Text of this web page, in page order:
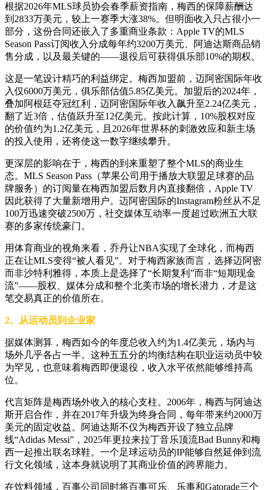
根据2026年MLS球员协会春季薪资指南，梅西的保障薪酬达
到2833万美元，较上一赛季大涨38%。但明面收入只占很小一
部分，这份合同还嵌入了多重商业条款：Apple TV的MLS
Season Pass订阅收入分成每年约3200万美元、阿迪达斯商品销
售分成，以及最关键的——退役后可获得俱乐部10%的期权。
这是一笔设计精巧的利益绑定。梅西加盟前，迈阿密国际年收
入仅6000万美元，俱乐部估值5.85亿美元。加盟后的2024年，
叠加阿根廷夺冠红利，迈阿密国际年收入飙升至2.24亿美元，
翻了近3倍，估值跃升至12亿美元。按此计算，10%股权对应
的价值约为1.2亿美元，且2026年世界杯的刺激效应和新主场
的投入使用，还将使这一数字继续攀升。
更深层的影响在于，梅西的到来重塑了整个MLS的商业生
态。MLS Season Pass（苹果公司用于播放大联盟足球赛的品
牌服务）的订阅量在梅西加盟后数月内直接翻倍，Apple TV
因此获得了大量新增用户。迈阿密国际的Instagram粉丝从不足
100万迅速突破2500万，社交媒体互动率一度超过欧洲五大联
赛的多家传统豪门。
用体育商业的视角来看，乔丹让NBA实现了全球化，而梅西
正在让MLS变得“被人看见”。对于梅西家族而言，选择迈阿密
而非沙特利雅得，本质上是选择了“长期复利”而非“短期现金
流”——股权、媒体分成和整个北美市场的增长潜力，才是这
笔交易真正的价值所在。
2、从运动员到企业家
据媒体测算，梅西如今的年度总收入约为1.4亿美元，场内与
场外几乎各占一半。这种五五分的均衡结构在职业运动员中较
为罕见，也意味着梅西即便退役，收入水平依然能够维持高
位。
代言矩阵是梅西场外收入的核心支柱。2006年，梅西与阿迪达
斯开启合作，并在2017年升级为终身合同，每年带来约2000万
美元的固定收益。阿迪达斯不仅为梅西开设了独立品牌
线“Adidas Messi”，2025年更拉来拉丁音乐顶流Bad Bunny和梅
西一起推出联名球鞋。一个足球运动员的IP能够自然延伸到流
行文化领域，这本身就说明了其商业价值的跨界能力。
在饮料领域，百事公司同时将百事可乐、乐事和Gatorade三个